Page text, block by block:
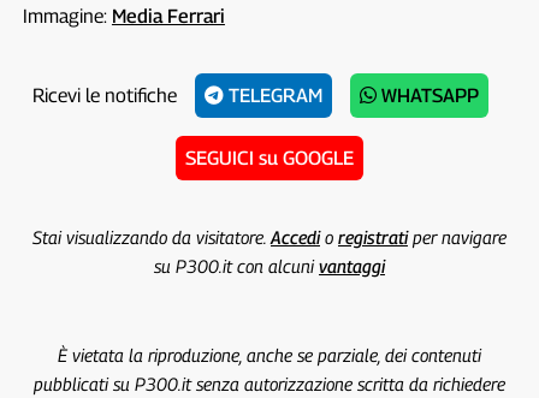
Immagine: Media Ferrari
Ricevi le notifiche TELEGRAM WHATSAPP
SEGUICI su GOOGLE
Stai visualizzando da visitatore. Accedio registratiper navigare
su P300.it con alcunivantaggi
È vietata la riproduzione, anche se parziale, dei contenuti
pubblicati su P300.it senza autorizzazione scritta da richiedere